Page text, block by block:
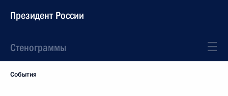
Президент России
Стенограммы
События